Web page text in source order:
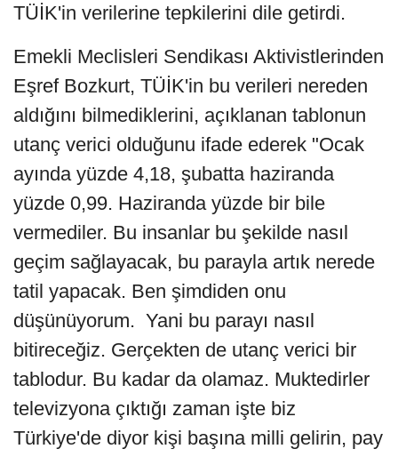
TÜİK'in verilerine tepkilerini dile getirdi.
Emekli Meclisleri Sendikası Aktivistlerinden
Eşref Bozkurt, TÜİK'in bu verileri nereden
aldığını bilmediklerini, açıklanan tablonun
utanç verici olduğunu ifade ederek "Ocak
ayında yüzde 4,18, şubatta haziranda
yüzde 0,99. Haziranda yüzde bir bile
vermediler. Bu insanlar bu şekilde nasıl
geçim sağlayacak, bu parayla artık nerede
tatil yapacak. Ben şimdiden onu
düşünüyorum. Yani bu parayı nasıl
bitireceğiz. Gerçekten de utanç verici bir
tablodur. Bu kadar da olamaz. Muktedirler
televizyona çıktığı zaman işte biz
Türkiye'de diyor kişi başına milli gelirin, pay